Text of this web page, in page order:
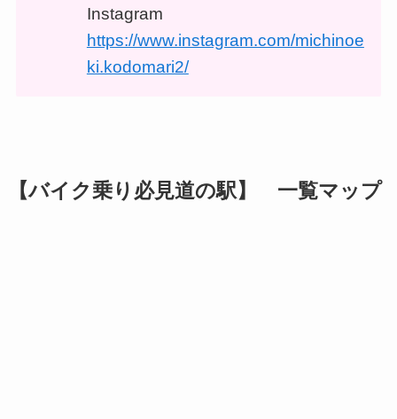
Instagram
https://www.instagram.com/michinoe
ki.kodomari2/
【バイク乗り必見道の駅】 一覧マップ